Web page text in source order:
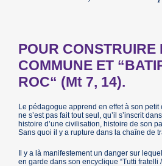
POUR CONSTRUIRE
COMMUNE ET
ROC“ (Mt 7, 14).
Le pédagogue apprend en effet à son petit
ne s’est pas fait tout seul, qu’il s’inscrit
histoire d’une civilisation, histoire de son
Sans quoi il y a rupture dans la chaîne de
Il y a là manifestement un danger sur
en garde dans son encyclique “Tutti fratelli /